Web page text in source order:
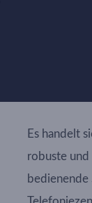
Es handelt
robuste und
bedienende